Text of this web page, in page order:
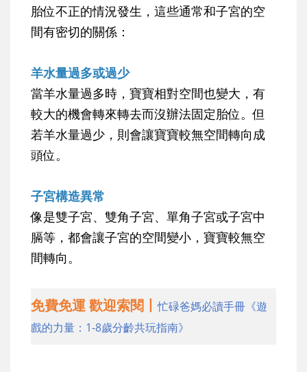
胎位不正的情況發生，這些通常和子宮的空
間有密切的關係：
羊水量過多或過少
當羊水量過多時，寶寶相對空間也變大，有
較大的機會轉來轉去而沒辦法固定胎位。但
若羊水量過少，則會讓寶寶較無空間轉向成
頭位。
子宮構造異常
像是雙子宮、雙角子宮、單角子宮或子宮中
膈等，都會讓子宮的空間變小，寶寶較無空
間轉向。
免費免運 歡迎索閱丨忙碌爸媽必讀手冊《遊
戲的力量：1-8歲分齡共玩指南》